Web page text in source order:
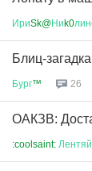
ИриSk@Ниk0
Блиц-загадка
Бург™ 26
ОАКЗВ:
:coolsaint: Лентяй